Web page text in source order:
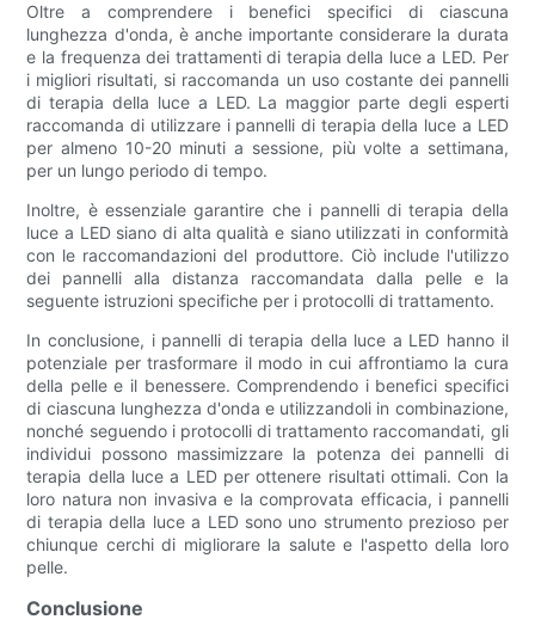
Oltre a comprendere i benefici specifici di ciascuna
lunghezza d'onda, è anche importante considerare la durata
e la frequenza dei trattamenti di terapia della luce a LED. Per
i migliori risultati, si raccomanda un uso costante dei pannelli
di terapia della luce a LED. La maggior parte degli esperti
raccomanda di utilizzare i pannelli di terapia della luce a LED
per almeno 10-20 minuti a sessione, più volte a settimana,
per un lungo periodo di tempo.
Inoltre, è essenziale garantire che i pannelli di terapia della
luce a LED siano di alta qualità e siano utilizzati in conformità
con le raccomandazioni del produttore. Ciò include l'utilizzo
dei pannelli alla distanza raccomandata dalla pelle e la
seguente istruzioni specifiche per i protocolli di trattamento.
In conclusione, i pannelli di terapia della luce a LED hanno il
potenziale per trasformare il modo in cui affrontiamo la cura
della pelle e il benessere. Comprendendo i benefici specifici
di ciascuna lunghezza d'onda e utilizzandoli in combinazione,
nonché seguendo i protocolli di trattamento raccomandati, gli
individui possono massimizzare la potenza dei pannelli di
terapia della luce a LED per ottenere risultati ottimali. Con la
loro natura non invasiva e la comprovata efficacia, i pannelli
di terapia della luce a LED sono uno strumento prezioso per
chiunque cerchi di migliorare la salute e l'aspetto della loro
pelle.
Conclusione